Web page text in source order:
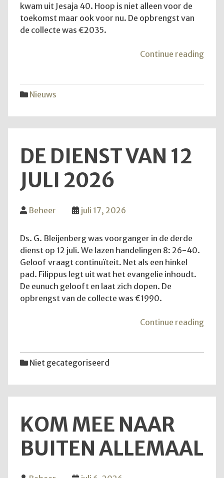
kwam uit Jesaja 40. Hoop is niet alleen voor de
toekomst maar ook voor nu. De opbrengst van
de collecte was €2035.
Continue reading
Nieuws
DE DIENST VAN 12
JULI 2026
Beheer juli 17, 2026
Ds. G. Bleijenberg was voorganger in de derde
dienst op 12 juli. We lazen handelingen 8: 26-40.
Geloof vraagt continuïteit. Net als een hinkel
pad. Filippus legt uit wat het evangelie inhoudt.
De eunuch gelooft en laat zich dopen. De
opbrengst van de collecte was €1990.
Continue reading"De
Niet gecategoriseerd
KOM MEE NAAR
BUITEN ALLEMAAL